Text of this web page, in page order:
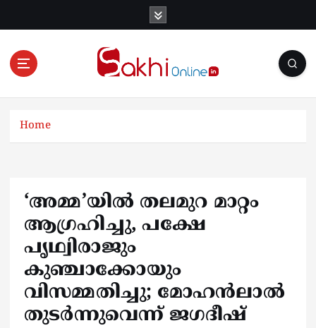
Online News Portal
Home
‘അമ്മ’യിൽ തലമുറ മാറ്റം
ആഗ്രഹിച്ചു, പക്ഷേ
പൃഥ്വിരാജും
കുഞ്ചാക്കോയും
വിസമ്മതിച്ചു; മോഹൻലാൽ
തുടർന്നുവെന്ന് ജഗദീഷ്